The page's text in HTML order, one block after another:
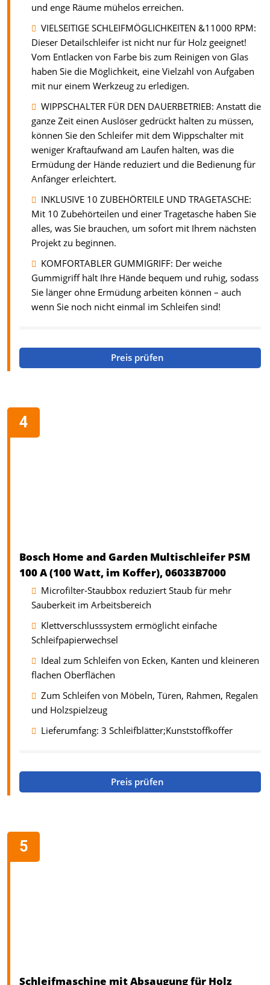
und enge Räume mühelos erreichen.
VIELSEITIGE SCHLEIFMÖGLICHKEITEN &11000 RPM:
Dieser Detailschleifer ist nicht nur für Holz geeignet!
Vom Entlacken von Farbe bis zum Reinigen von Glas
haben Sie die Möglichkeit, eine Vielzahl von Aufgaben
mit nur einem Werkzeug zu erledigen.
WIPPSCHALTER FÜR DEN DAUERBETRIEB: Anstatt die
ganze Zeit einen Auslöser gedrückt halten zu müssen,
können Sie den Schleifer mit dem Wippschalter mit
weniger Kraftaufwand am Laufen halten, was die
Ermüdung der Hände reduziert und die Bedienung für
Anfänger erleichtert.
INKLUSIVE 10 ZUBEHÖRTEILE UND TRAGETASCHE:
Mit 10 Zubehörteilen und einer Tragetasche haben Sie
alles, was Sie brauchen, um sofort mit Ihrem nächsten
Projekt zu beginnen.
KOMFORTABLER GUMMIGRIFF: Der weiche
Gummigriff hält Ihre Hände bequem und ruhig, sodass
Sie länger ohne Ermüdung arbeiten können – auch
wenn Sie noch nicht einmal im Schleifen sind!
Preis prüfen
Bosch Home and Garden Multischleifer PSM
100 A (100 Watt, im Koffer), 06033B7000
Microfilter-Staubbox reduziert Staub für mehr
Sauberkeit im Arbeitsbereich
Klettverschlusssystem ermöglicht einfache
Schleifpapierwechsel
Ideal zum Schleifen von Ecken, Kanten und kleineren
flachen Oberflächen
Zum Schleifen von Möbeln, Türen, Rahmen, Regalen
und Holzspielzeug
Lieferumfang: 3 Schleifblätter;Kunststoffkoffer
Preis prüfen
Schleifmaschine mit Absaugung für Holz